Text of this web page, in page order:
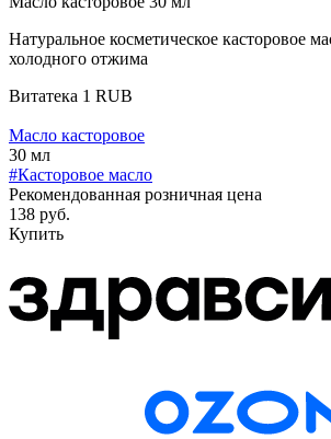
Натуральное косметическое касторовое
холодного отжима
Витатека 1 RUB
Масло касторовое
30 мл
#Касторовое масло
Рекомендованная розничная цена
138 руб.
Купить